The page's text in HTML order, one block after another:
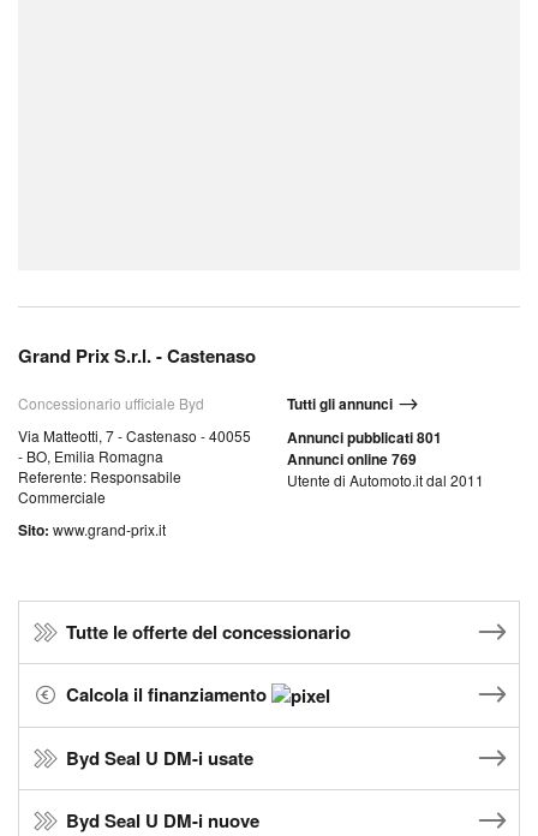
Grand Prix S.r.l. - Castenaso
Concessionario ufficiale Byd
Via Matteotti, 7 - Castenaso - 40055
- BO, Emilia Romagna
Referente: Responsabile
Commerciale
Sito: www.grand-prix.it
Tutti gli annunci
Annunci pubblicati 801
Annunci online 769
Utente di Automoto.it dal 2011
Tutte le offerte del concessionario
Calcola il finanziamento
Byd Seal U DM-i usate
Byd Seal U DM-i nuove